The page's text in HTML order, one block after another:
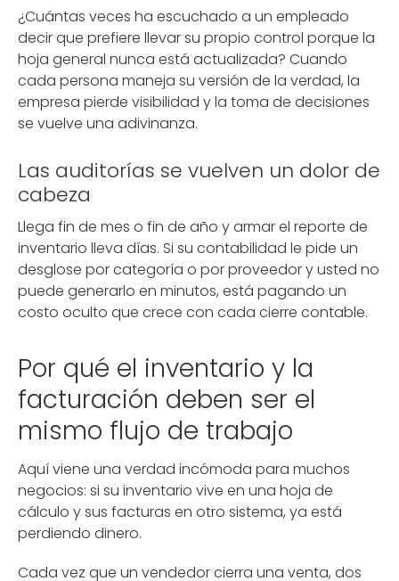
¿Cuántas veces ha escuchado a un empleado
decir que prefiere llevar su propio control porque la
hoja general nunca está actualizada? Cuando
cada persona maneja su versión de la verdad, la
empresa pierde visibilidad y la toma de decisiones
se vuelve una adivinanza.
Las auditorías se vuelven un dolor de
cabeza
Llega fin de mes o fin de año y armar el reporte de
inventario lleva días. Si su contabilidad le pide un
desglose por categoría o por proveedor y usted no
puede generarlo en minutos, está pagando un
costo oculto que crece con cada cierre contable.
Por qué el inventario y la
facturación deben ser el
mismo flujo de trabajo
Aquí viene una verdad incómoda para muchos
negocios: si su inventario vive en una hoja de
cálculo y sus facturas en otro sistema, ya está
perdiendo dinero.
Cada vez que un vendedor cierra una venta, dos